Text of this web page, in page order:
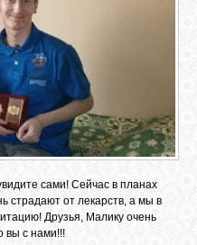
сами! Сейчас в планах
страдают от лекарств, а мы в
Друзья, Малику очень
вы с нами!!!